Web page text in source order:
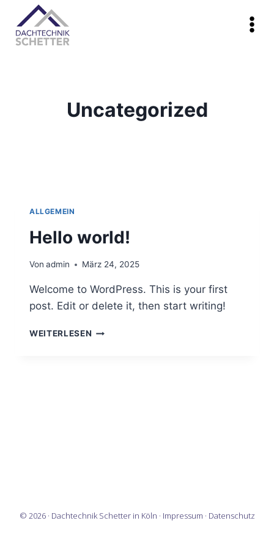
content
Inhalt
springen
Uncategorized
ALLGEMEIN
Hello world!
Von admin März 24, 2025
Welcome to WordPress. This is your first
post. Edit or delete it, then start writing!
WEITERLESEN HELLO
© 2026 · Dachtechnik Schetter in Köln · Impressum · Datenschutz